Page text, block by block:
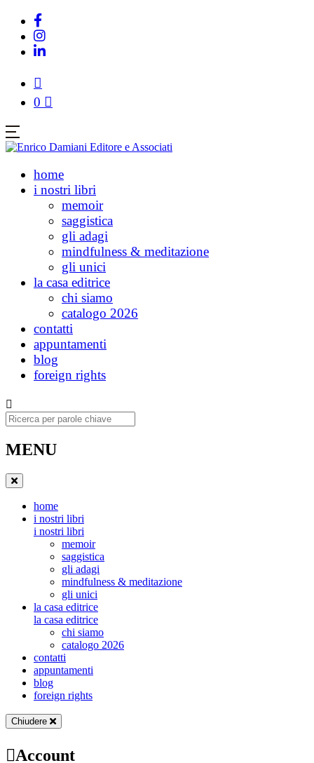
0
home
i nostri libri
memoir
saggistica
gli adagi
mindfulness & meditazione
gli unici
la casa editrice
chi siamo
catalogo 2026
contatti
appuntamenti
blog
foreign rights
Ricerca
MENU
home
i nostri libri
i nostri libri
memoir
saggistica
gli adagi
mindfulness & meditazione
gli unici
la casa editrice
la casa editrice
chi siamo
catalogo 2026
contatti
appuntamenti
blog
foreign rights
Chiudere
Account